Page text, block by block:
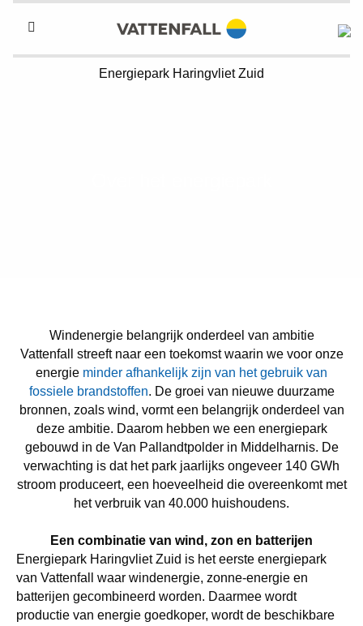
Energiepark Haringvliet Zuid
Windenergie belangrijk onderdeel van ambitie
Vattenfall streeft naar een toekomst waarin we voor onze
energie minder afhankelijk zijn van het gebruik van
fossiele brandstoffen. De groei van nieuwe duurzame
bronnen, zoals wind, vormt een belangrijk onderdeel van
deze ambitie. Daarom hebben we een energiepark
gebouwd in de Van Pallandtpolder in Middelharnis. De
verwachting is dat het park jaarlijks ongeveer 140 GWh
stroom produceert, een hoeveelheid die overeenkomt met
het verbruik van 40.000 huishoudens.
Een combinatie van wind, zon en batterijen
Energiepark Haringvliet Zuid is het eerste energiepark
van Vattenfall waar windenergie, zonne-energie en
batterijen gecombineerd worden. Daarmee wordt
productie van energie goedkoper, wordt de beschikbare